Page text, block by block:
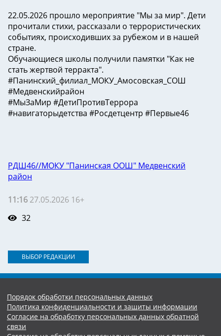
22.05.2026 прошло мероприятие "Мы за мир". Дети
прочитали стихи, рассказали о террористических
событиях, происходивших за рубежом и в нашей
стране.
Обучающиеся школы получили памятки "Как не
стать жертвой терракта".
#Панинский_филиал_МОКУ_Амосовская_СОШ
#Медвенскийрайон
#МыЗаМир #ДетиПротивТеррора
#навигаторыдетства #Росдетцентр #Первые46
РДШ46//МОКУ "Панинская ООШ" Медвенский
район
11:16 27.05.2026 16+
32
ВЫБОР РЕДАКЦИИ
Порядок обработки персональных данных
Политика конфиденциальности и защиты информации
Согласие на обработку персональных данных обратной
связи